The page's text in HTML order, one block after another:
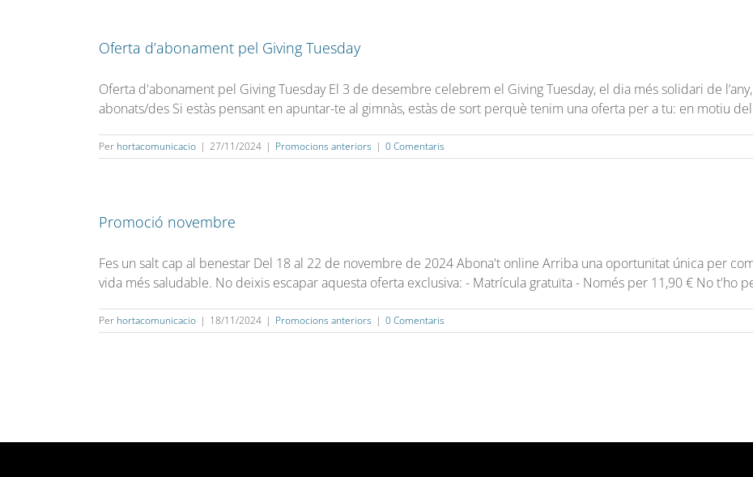
Oferta d’abonament pel Giving Tuesday
Oferta d'abonament pel Giving Tuesday El 3 de desembre celebrem el Giving Tuesday, el dia més solidari de
abonats/des Si estàs pensant en apuntar-te al gimnàs, estàs de sort perquè tenim una oferta per a tu: en motiu
Per hortacomunicacio | 27/11/2024 | Promocions anteriors | 0 Comentaris
Promoció novembre
Fes un salt cap al benestar Del 18 al 22 de novembre de 2024 Abona't online Arriba una oportunitat única per
vida més saludable. No deixis escapar aquesta oferta exclusiva: - Matrícula gratuïta - Només per 11,90 € No t'ho
Per hortacomunicacio | 18/11/2024 | Promocions anteriors | 0 Comentaris